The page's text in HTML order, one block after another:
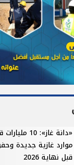
قبل نهاية 2026